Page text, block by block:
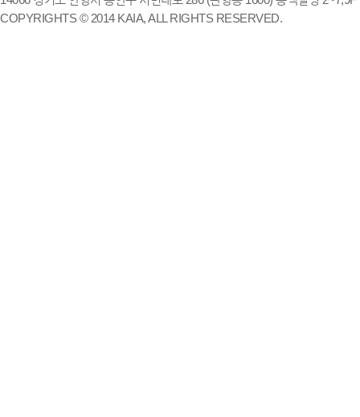
COPYRIGHTS © 2014 KAIA, ALL RIGHTS RESERVED.